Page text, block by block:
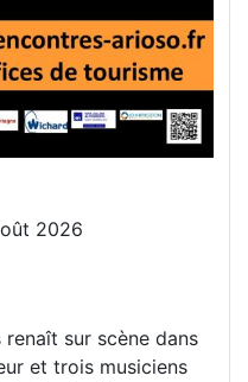
2026
sur scène dans
et trois musiciens